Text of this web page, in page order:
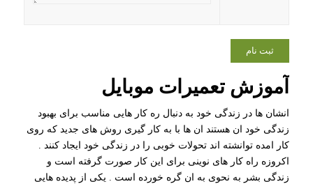
آموزش تعمیرات موبایل
انشان ها در زندگی خود به دنبال ره کار هایی مناسب برای بهبود
زندگی خود ان هستند ان ها با به کار گیری روش های جدید که روی
کار امده توانشته اند تحولات خوبی را در زندگی خود ایجاد کنند .
اکروزه راه کار های نوینی برای این کار صورت گرفته است و
زندگی بشر به نحوی به ان گره خورده است . یکی از پدیده هایی